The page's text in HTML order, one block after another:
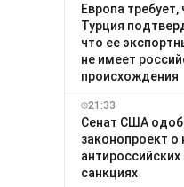
Европа требует,
Турция
что ее
не имеет
происхождения
21:33
Сенат США
законопроект о
антироссийских
санкциях